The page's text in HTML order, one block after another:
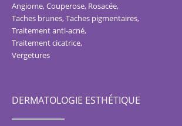
Angiome, Couperose, Rosacée,
Taches brunes, Taches pigmentaires,
Traitement anti-acné,
Traitement cicatrice,
Vergetures
DERMATOLOGIE ESTHÉTIQUE